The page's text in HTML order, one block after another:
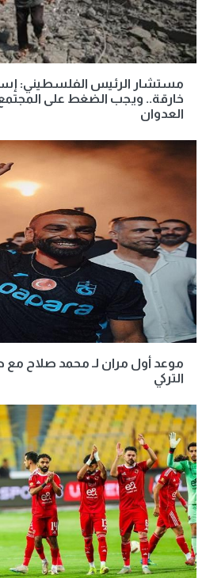
مستشار الرئيس الفلسطيني:
خارقة.. ويجب الضغط على
العدوان
موعد أول مران لـ محمد صلاح مع
التركي